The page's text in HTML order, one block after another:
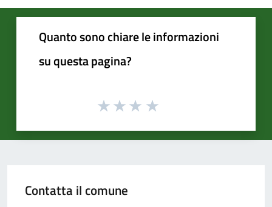
Quanto sono chiare le informazioni
su questa pagina?
Contatta il comune